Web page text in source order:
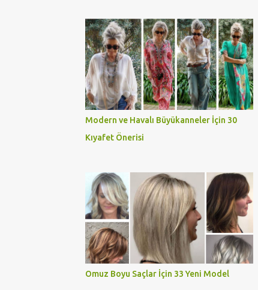
Modern ve Havalı Büyükanneler İçin 30
Kıyafet Önerisi
Omuz Boyu Saçlar İçin 33 Yeni Model